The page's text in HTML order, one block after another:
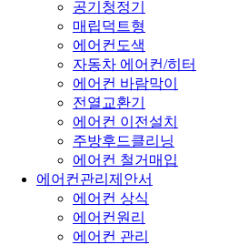
공기청정기
매립덕트형
에어컨도색
자동차 에어컨/히터
에어컨 바람막이
전열교환기
에어컨 이전설치
주방후드클리닝
에어컨 철거매입
에어컨관리제안서
에어컨 상식
에어컨원리
에어컨 관리